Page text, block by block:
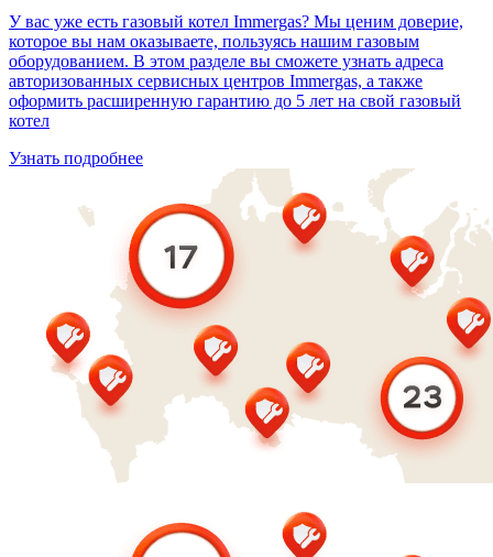
У вас уже есть газовый котел Immergas? Мы ценим доверие,
которое вы нам оказываете, пользуясь нашим газовым
оборудованием. В этом разделе вы сможете узнать адреса
авторизованных сервисных центров Immergas, а также
оформить расширенную гарантию до 5 лет на свой газовый
котел
Узнать подробнее